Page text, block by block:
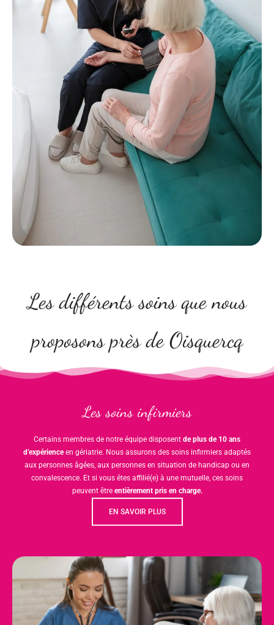
Les différents soins que nous
proposons près de Oisquercq
Les soins infirmiers
Certains membres de notre équipe disposent de plus de 10 ans
d’expérienceen gériatrie. Nous assurons des soins infirmiers adaptés
aux personnes âgées, aux personnes en situation de handicap ou en
convalescence. Et si vous êtes affilié(e) à une mutuelle, ces soins
peuvent être entièrement pris en charge.
EN SAVOIR PLUS